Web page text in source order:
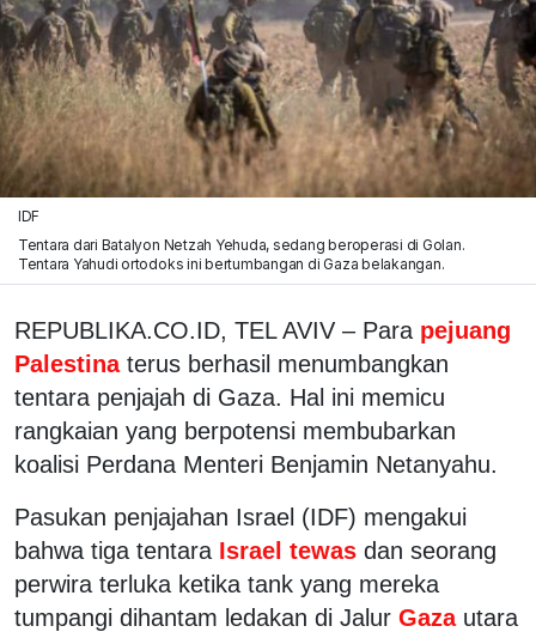
IDF
Tentara dari Batalyon Netzah Yehuda, sedang beroperasi di Golan.
Tentara Yahudi ortodoks ini bertumbangan di Gaza belakangan.
REPUBLIKA.CO.ID, TEL AVIV – Para pejuang
Palestina terus berhasil menumbangkan
tentara penjajah di Gaza. Hal ini memicu
rangkaian yang berpotensi membubarkan
koalisi Perdana Menteri Benjamin Netanyahu.
Pasukan penjajahan Israel (IDF) mengakui
bahwa tiga tentara Israel tewas dan seorang
perwira terluka ketika tank yang mereka
tumpangi dihantam ledakan di Jalur Gaza utara